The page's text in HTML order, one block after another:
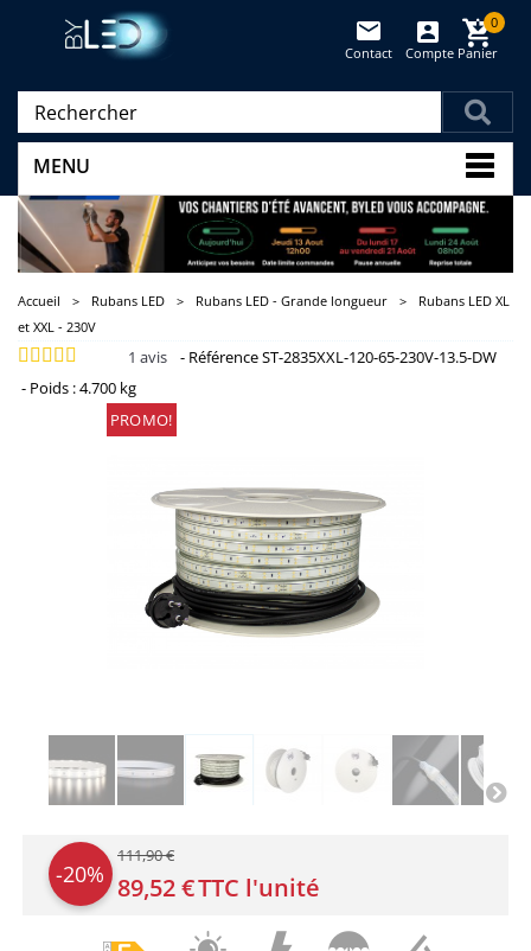
Panier
0
Compte
Contact
MENU
Accueil > Rubans LED > Rubans LED - Grande longueur >
Rubans LED XL
et XXL - 230V
1 avis - RéférenceST-2835XXL-120-65-230V-13.5-DW
- Poids :4.700 kg
PROMO!
-20%
111,90 €
89,52 €TTC l'unité